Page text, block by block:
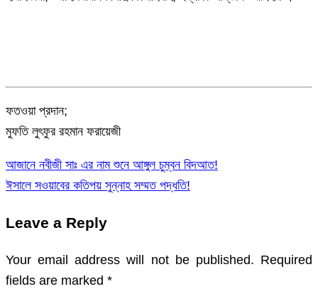
ফতওয়া প্রদান;
মুফতি লুৎফুর রহমান ফরায়েজী
Post
আজানে নবীজী সাঃ এর নাম শুনে আঙ্গুল চুম্বন বিদআত!
ঈসালে সওয়াবের কতিপয় সুন্নাহ সম্মত পদ্ধতি!
Leave a Reply
Your email address will not be published. Required
fields are marked *